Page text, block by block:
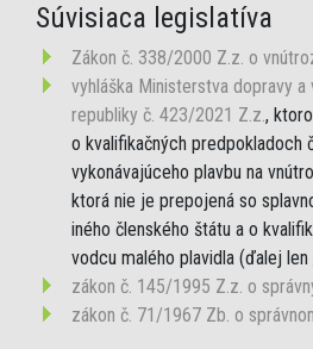
Súvisiaca legislatíva
Zákon č. 338/2000 Z.z. o
vyhláška Ministerstva dopravy
republiky č. 423/2021 Z.z.,
o kvalifikačných predpokladoch
vykonávajúceho plavbu na
ktorá nie je prepojená so
iného členského štátu a o
vodcu malého plavidla (ďalej len
zákon č. 145/1995 Z.z. o
zákon č. 71/1967 Zb. o